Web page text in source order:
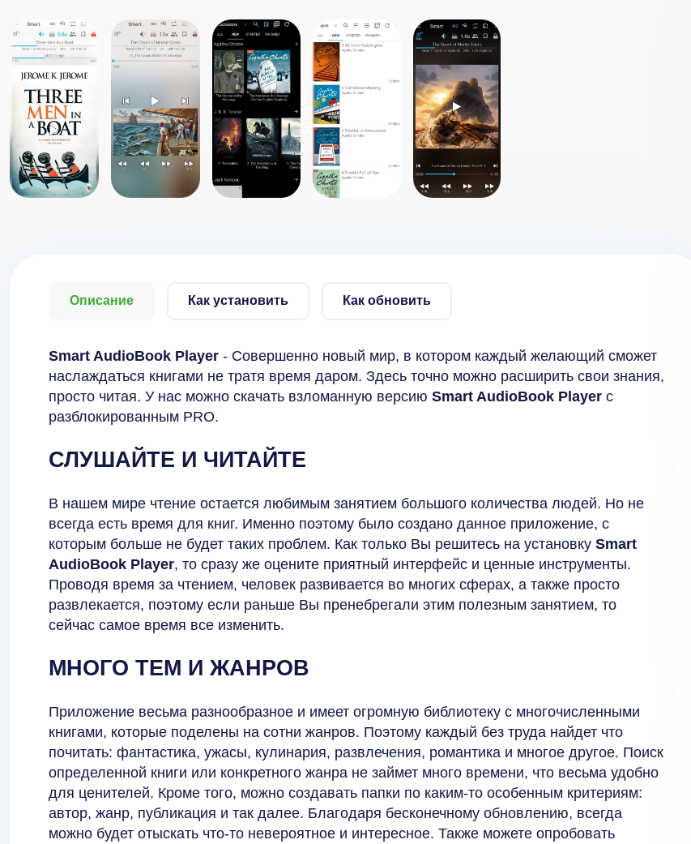
Описание Как установить Как обновить
Smart AudioBook Player - Совершенно новый мир, в котором каждый желающий сможет
наслаждаться книгами не тратя время даром. Здесь точно можно расширить свои знания,
просто читая. У нас можно скачать взломанную версию Smart AudioBook Player с
разблокированным PRO.
СЛУШАЙТЕ И ЧИТАЙТЕ
В нашем мире чтение остается любимым занятием большого количества людей. Но не
всегда есть время для книг. Именно поэтому было создано данное приложение, с
которым больше не будет таких проблем. Как только Вы решитесь на установку Smart
AudioBook Player, то сразу же оцените приятный интерфейс и ценные инструменты.
Проводя время за чтением, человек развивается во многих сферах, а также просто
развлекается, поэтому если раньше Вы пренебрегали этим полезным занятием, то
сейчас самое время все изменить.
МНОГО ТЕМ И ЖАНРОВ
Приложение весьма разнообразное и имеет огромную библиотеку с многочисленными
книгами, которые поделены на сотни жанров. Поэтому каждый без труда найдет что
почитать: фантастика, ужасы, кулинария, развлечения, романтика и многое другое. Поиск
определенной книги или конкретного жанра не займет много времени, что весьма удобно
для ценителей. Кроме того, можно создавать папки по каким-то особенным критериям:
автор, жанр, публикация и так далее. Благодаря бесконечному обновлению, всегда
можно будет отыскать что-то невероятное и интересное. Также можете опробовать